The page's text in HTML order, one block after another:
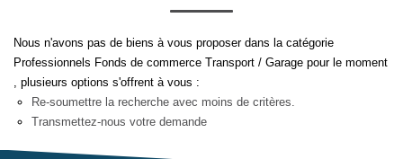
NOTRE AGENCE
Qui Sommes-Nous
Créer une alerte
Nous n'avons pas de biens à vous proposer dans la catégorie
Professionnels Fonds de commerce Transport / Garage pour le moment
, plusieurs options s'offrent à vous :
Re-soumettre la recherche avec moins de critères.
Transmettez-nous votre demande